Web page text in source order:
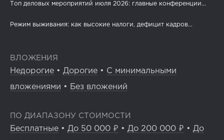
Топ деловых мероприятий июля 2026: главные конференции...
Режим выживания: как высокие налоги, дефицит кадров...
ВЛОЖЕНИЯ
Недорогие • Дорогие • С минимальными
вложениями • Без вложений
ПО ДИАПАЗОНУ СТОИМОСТИ
Бесплатные • До 50 000 ₽ • До 200 000 ₽ • До